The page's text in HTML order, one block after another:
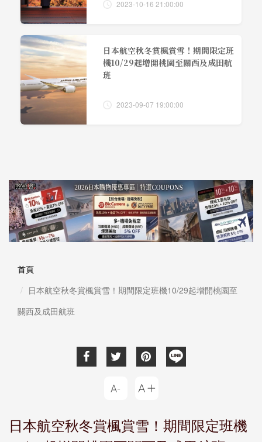
2023-10-16 21:00:00
日本航空秋冬賞楓賞雪！期間限定班
機10/29起增開桃園至關西及成田航
班
2023-09-07 19:00:00
首頁
日本航空秋冬賞楓賞雪！期間限定班機10/29起增開桃園至
關西及成田航班
日本航空秋冬賞楓賞雪！期間限定班機